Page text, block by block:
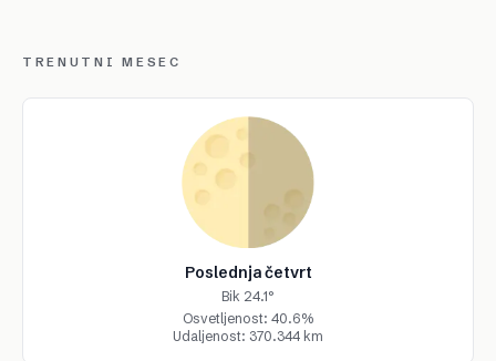
TRENUTNI MESEC
Poslednja četvrt
Bik 24.1°
Osvetljenost: 40.6%
Udaljenost: 370.344 km